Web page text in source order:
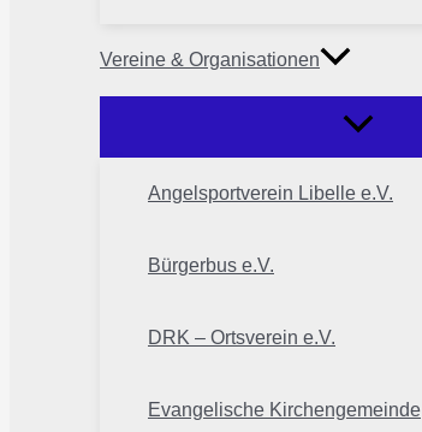
Vereine & Organisationen
Angelsportverein Libelle e.V.
Bürgerbus e.V.
DRK – Ortsverein e.V.
Evangelische Kirchengemeinde